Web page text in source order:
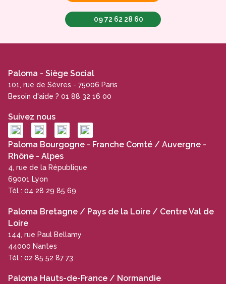
09 72 62 28 60
Paloma - Siège Social
101, rue de Sèvres - 75006 Paris
Besoin d'aide ? 01 88 32 16 00
Suivez nous
Paloma Bourgogne - Franche Comté / Auvergne -
Rhône - Alpes
4, rue de la République
69001 Lyon
Tél : 04 28 29 85 69
Paloma Bretagne / Pays de la Loire / Centre Val de
Loire
144, rue Paul Bellamy
44000 Nantes
Tél : 02 85 52 87 73
Paloma Hauts-de-France / Normandie